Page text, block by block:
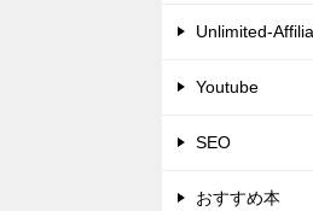
Unlimited-
Youtube
SEO
おすすめ本